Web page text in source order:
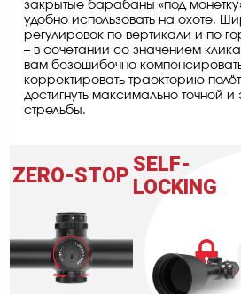
закрытые барабаны «под
удобно использовать на охоте.
регулировок по вертикали и по
– в сочетании со значением
вам безошибочно
корректировать траекторию
достигнуть максимально точной
стрельбы.
ZERO-STOP SELF-
LOCKING